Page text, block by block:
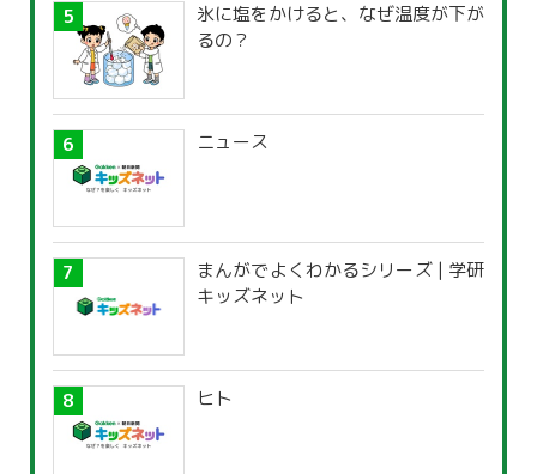
氷に塩をかけると、なぜ温度が下が
るの？
ニュース
まんがでよくわかるシリーズ | 学研
キッズネット
ヒト